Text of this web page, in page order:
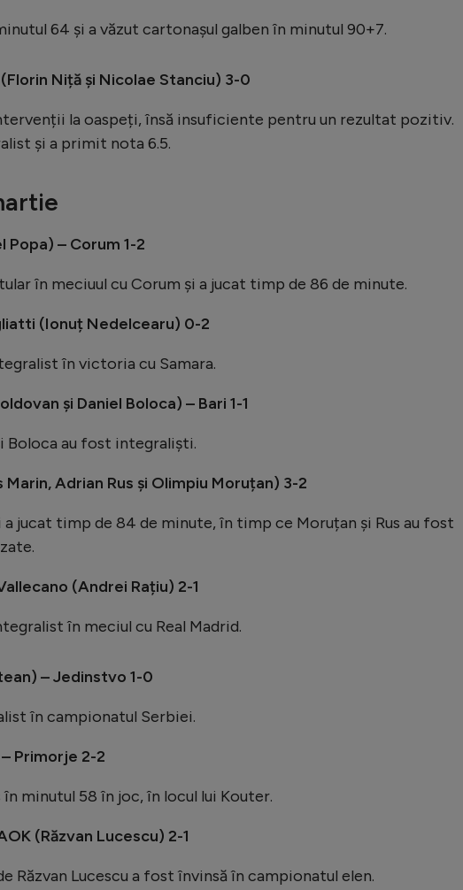
64 și a văzut cartonașul galben în minutul 90+7.
Niță și Nicolae Stanciu) 3-0
la oaspeți, însă insuficiente pentru un rezultat pozitiv.
și a primit nota 6.5.
Popa) – Corum 1-2
în meciuul cu Corum și a jucat timp de 86 de minute.
(Ionuț Nedelcearu) 0-2
în victoria cu Samara.
și Daniel Boloca) – Bari 1-1
Boloca au fost integraliști.
Marin, Adrian Rus și Olimpiu Moruțan) 3-2
jucat timp de 84 de minute, în timp ce Moruțan și Rus au fost
(Andrei Rațiu) 2-1
în meciul cu Real Madrid.
– Jedinstvo 1-0
în campionatul Serbiei.
Primorje 2-2
minutul 58 în joc, în locul lui Kouter.
(Răzvan Lucescu) 2-1
Răzvan Lucescu a fost învinsă în campionatul elen.